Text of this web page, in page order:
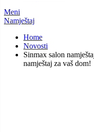
Meni
Namještaj
Home
Novosti
Sinmax salon
namještaj za vaš dom!